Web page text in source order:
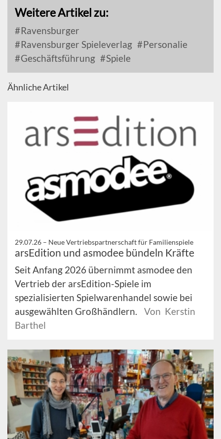
Weitere Artikel zu:
Ravensburger
Ravensburger Spieleverlag
Personalie
Geschäftsführung
Spiele
Ähnliche Artikel
29.07.26 – Neue Vertriebspartnerschaft für Familienspiele
arsEdition und asmodee bündeln Kräfte
Seit Anfang 2026 übernimmt asmodee den
Vertrieb der arsEdition-Spiele im
spezialisierten Spielwarenhandel sowie bei
ausgewählten Großhändlern.
Von Kerstin
Barthel